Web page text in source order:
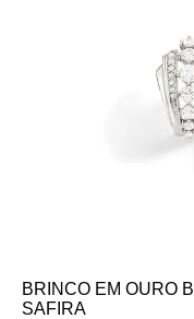
BRINCO EM OURO
SAFIRA